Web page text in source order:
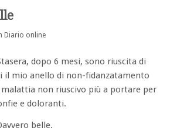
Diario online
dopo 6 mesi, sono riuscita di
il mio anello di non-fidanzatamento
malattia non riuscivo più a portare per
e doloranti.
belle.